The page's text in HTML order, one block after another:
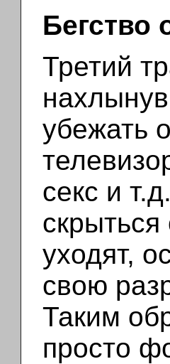
Бегство
Третий
убежать
секс и
скрыться
уходят,
свою
Таким
просто